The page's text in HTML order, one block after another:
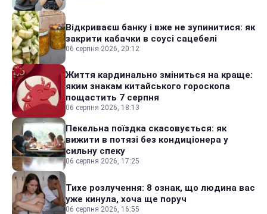
Відкриваєш банку і вже не зупинитися: як
закрити кабачки в соусі сацебелі
06 серпня 2026, 20:12
Життя кардинально зміниться на краще:
яким знакам китайського гороскопа
пощастить 7 серпня
06 серпня 2026, 18:13
Пекельна поїздка скасовується: як
вижити в потязі без кондиціонера у
сильну спеку
06 серпня 2026, 17:25
Тихе розлучення: 8 ознак, що людина вас
уже кинула, хоча ще поруч
06 серпня 2026, 16:55